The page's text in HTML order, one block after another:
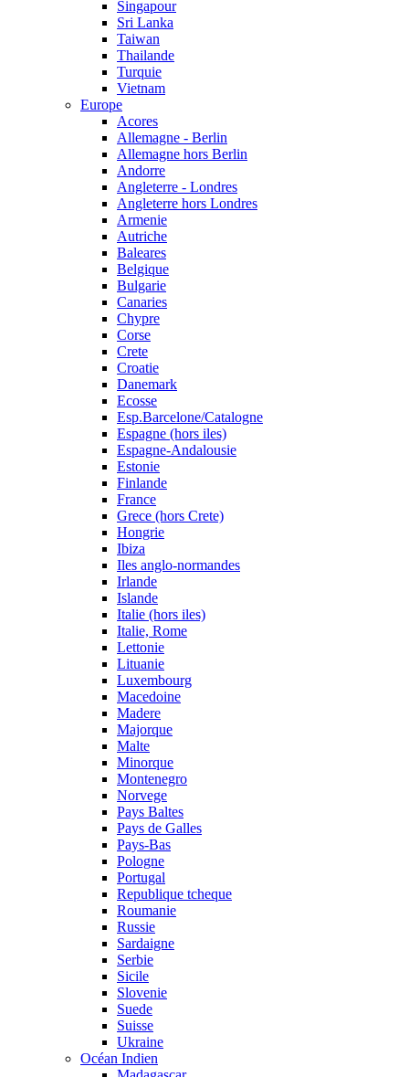
Singapour
Sri Lanka
Taiwan
Thailande
Turquie
Vietnam
Europe
Acores
Allemagne - Berlin
Allemagne hors Berlin
Andorre
Angleterre - Londres
Angleterre hors Londres
Armenie
Autriche
Baleares
Belgique
Bulgarie
Canaries
Chypre
Corse
Crete
Croatie
Danemark
Ecosse
Esp.Barcelone/Catalogne
Espagne (hors iles)
Espagne-Andalousie
Estonie
Finlande
France
Grece (hors Crete)
Hongrie
Ibiza
Iles anglo-normandes
Irlande
Islande
Italie (hors iles)
Italie, Rome
Lettonie
Lituanie
Luxembourg
Macedoine
Madere
Majorque
Malte
Minorque
Montenegro
Norvege
Pays Baltes
Pays de Galles
Pays-Bas
Pologne
Portugal
Republique tcheque
Roumanie
Russie
Sardaigne
Serbie
Sicile
Slovenie
Suede
Suisse
Ukraine
Océan Indien